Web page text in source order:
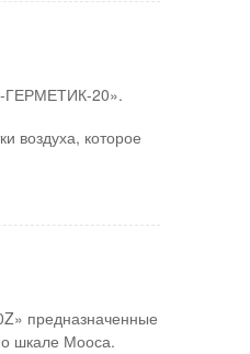
ГЕРМЕТИК-20».
воздуха, которое
предназначенные
шкале Мооса.